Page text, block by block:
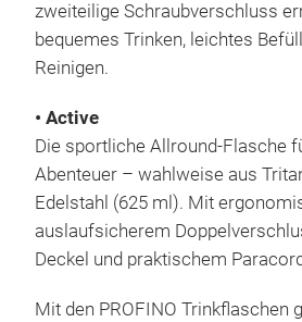
zweiteilige Schraubverschluss
bequemes Trinken, leichtes
Reinigen.
• Active
Die sportliche Allround-Flasche
Abenteuer – wahlweise aus
Edelstahl (625 ml). Mit
auslaufsicherem
Deckel und praktischem
Mit den PROFINO Trinkflaschen